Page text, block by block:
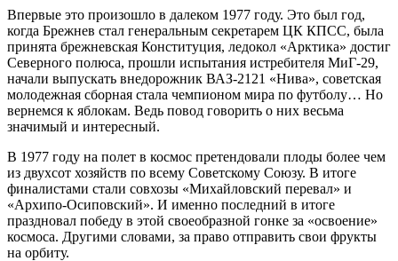
Впервые это произошло в далеком 1977 году. Это был год,
когда Брежнев стал генеральным секретарем ЦК КПСС, была
принята брежневская Конституция, ледокол «Арктика» достиг
Северного полюса, прошли испытания истребителя МиГ-29,
начали выпускать внедорожник ВАЗ-2121 «Нива», советская
молодежная сборная стала чемпионом мира по футболу… Но
вернемся к яблокам. Ведь повод говорить о них весьма
значимый и интересный.
В 1977 году на полет в космос претендовали плоды более чем
из двухсот хозяйств по всему Советскому Союзу. В итоге
финалистами стали совхозы «Михайловский перевал» и
«Архипо-Осиповский». И именно последний в итоге
праздновал победу в этой своеобразной гонке за «освоение»
космоса. Другими словами, за право отправить свои фрукты
на орбиту.